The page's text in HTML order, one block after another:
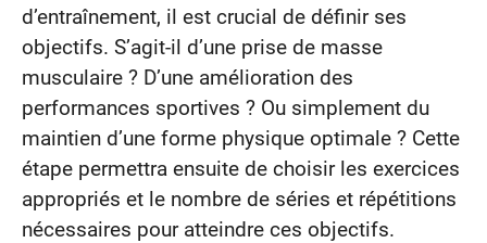
d’entraînement, il est crucial de définir ses
objectifs. S’agit-il d’une prise de masse
musculaire ? D’une amélioration des
performances sportives ? Ou simplement du
maintien d’une forme physique optimale ? Cette
étape permettra ensuite de choisir les exercices
appropriés et le nombre de séries et répétitions
nécessaires pour atteindre ces objectifs.